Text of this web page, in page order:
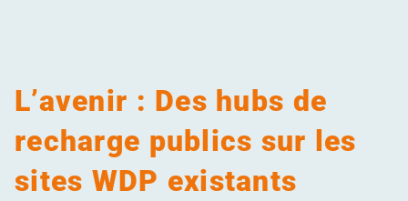
L’avenir : Des hubs de
recharge publics sur les
sites WDP existants